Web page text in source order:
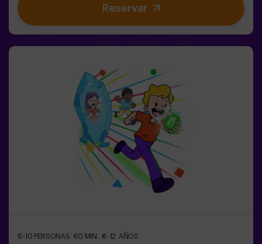
mente🎉 Ideal para fiestas infantiles y
cumpleaños emocionantes🎁 Recuerdos inolvidables y
seguir jugando.👧👦 Para niños de 5 a 9 años. Si tienen
10 años o más, ¡la versión clásica de Pulse Up: El Suelo
es Lava es perfecta para ellos!Los niños deberán
colaborar, pensar rápido y moverse aún más rápido para
superar todos los retos. ¡Verán su progreso en tiempo
real en pantalla y celebrarán cada victoria como un
verdadero logro! 🏆Diversión
activa, segura y original para fiestas infantiles, salidas
en familia o simplemente para liberar energía de la
forma más divertida.✅ Ideal para niños | familias |
fiestas infantilesImportante: los niños deben ir
Reservar
6-10 PERSONAS 60 MIN. 8-12 AÑOS